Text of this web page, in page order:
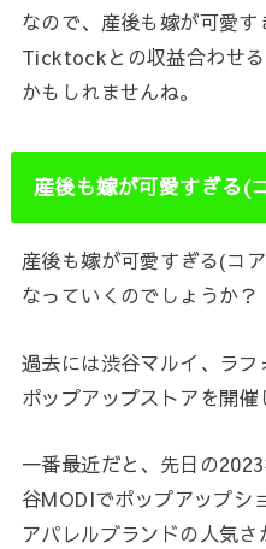
なので、産後も嫁が可愛
Ticktockとの収益合わせ
かもしれませんね。
産後も嫁が可愛すぎる(
産後も嫁が可愛すぎる(コ
なっていくのでしょうか？
過去には渋谷マルイ、ラ
ポップアップストアを開催
一番最近だと、先日の
谷MODIでポップアップシ
アパレルブランドの人気さ